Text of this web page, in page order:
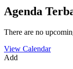
Agenda
There are no
View Calendar
Add